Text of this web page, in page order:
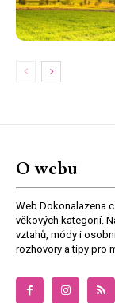
O webu
Web
věkových kategorií.
vztahů, módy i
rozhovory a tipy pro